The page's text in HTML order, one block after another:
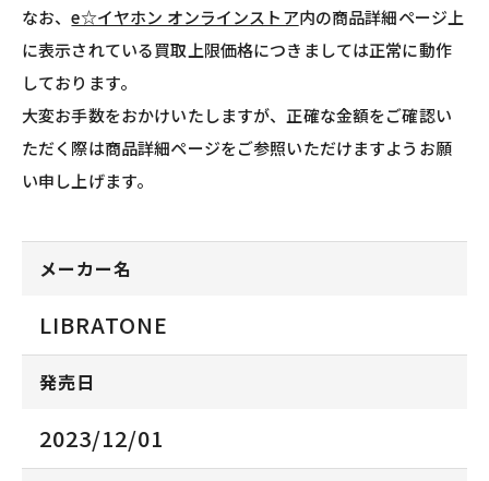
なお、e☆イヤホン オンラインストア内の商品詳細ページ上
に表示されている買取上限価格につきましては正常に動作
しております。
大変お手数をおかけいたしますが、正確な金額をご確認い
ただく際は商品詳細ページをご参照いただけますようお願
い申し上げます。
メーカー名
LIBRATONE
発売日
2023/12/01